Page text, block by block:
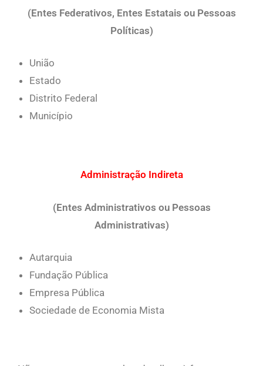
(Entes Federativos, Entes Estatais ou Pessoas
Políticas)
União
Estado
Distrito Federal
Município
Administração Indireta
(Entes Administrativos ou Pessoas
Administrativas)
Autarquia
Fundação Pública
Empresa Pública
Sociedade de Economia Mista